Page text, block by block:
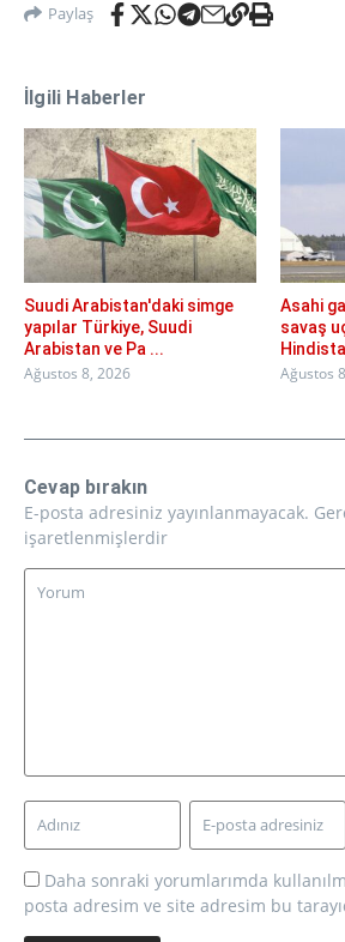
Paylaş
İlgili Haberler
Suudi Arabistan'daki simge
yapılar Türkiye, Suudi
Arabistan ve Pa ...
Ağustos 8, 2026
Asahi
savaş
Ağustos
Cevap bırakın
E-posta adresiniz yayınlanmayacak.
işaretlenmişlerdir
Daha sonraki yorumlarımda
posta adresim ve site adresim bu